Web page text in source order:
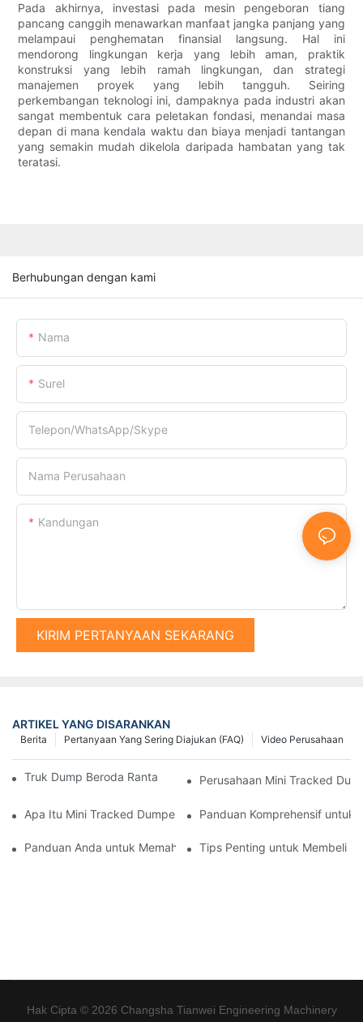
Pada akhirnya, investasi pada mesin pengeboran tiang
pancang canggih menawarkan manfaat jangka panjang yang
melampaui penghematan finansial langsung. Hal ini
mendorong lingkungan kerja yang lebih aman, praktik
konstruksi yang lebih ramah lingkungan, dan strategi
manajemen proyek yang lebih tangguh. Seiring
perkembangan teknologi ini, dampaknya pada industri akan
sangat membentuk cara peletakan fondasi, menandai masa
depan di mana kendala waktu dan biaya menjadi tantangan
yang semakin mudah dikelola daripada hambatan yang tak
teratasi.
Berhubungan dengan kami
Nama
Surel
Telepon/WhatsApp/Skype
Nama Perusahaan
Kandungan
KIRIM PERTANYAAN SEKARANG
ARTIKEL YANG DISARANKAN
Video Perusahaan
Pertanyaan Yang Sering Diajukan (FAQ)
Berita
Truk Dump Beroda Rantai Terbaik di Pasaran Saat Ini
Perusahaan Mini Tracked
Apa Itu Mini Tracked Dumper dan Apa Manfaatnya?
Panduan Komprehensif untuk
Panduan Anda untuk Memahami Pemasok Palu Tiang Hidrolik
Tips Penting untuk Membeli
Hak Cipta © 2026 Changsha Tianwei Engineering Machinery